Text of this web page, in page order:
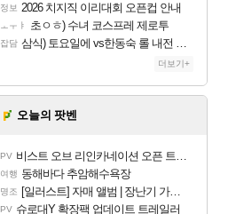
정보 2026 치지직 이리대회 오픈컵 안내
ㅗㅜㅑ 초ㅇㅎ) 수녀 코스프레 제로투
잡담 삼식) 토요일에 vs한동숙 롤 내전 예정
더보기+
오늘의 팟벤
PV 비스트 오브 리인카네이션 오픈 트레일러
여행 동해바다 추암해수욕장
명조 [일러스트] 자매 앨범 | 장난기 가득한 오후의 공원 (리메이크판)
PV 슈로대Y 확장팩 업데이트 트레일러